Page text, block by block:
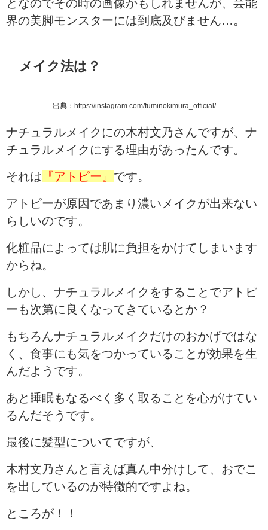
となのでその時の画像かもしれませんが、芸能
界の美脚モンスターには到底及びません…。
メイク法は？
出典：https://instagram.com/fuminokimura_official/
ナチュラルメイクにの木村文乃さんですが、ナ
チュラルメイクにする理由があったんです。
それは 『アトピー』 です。
アトピーが原因であまり濃いメイクが出来ない
らしいのです。
化粧品によっては肌に負担をかけてしまいます
からね。
しかし、ナチュラルメイクをすることでアトピ
ーも次第に良くなってきているとか？
もちろんナチュラルメイクだけのおかげではな
く、食事にも気をつかっていることが効果を生
んだようです。
あと睡眠もなるべく多く取ることを心がけてい
るんだそうです。
最後に髪型についてですが、
木村文乃さんと言えば真ん中分けして、おでこ
を出しているのが特徴的ですよね。
ところが！！